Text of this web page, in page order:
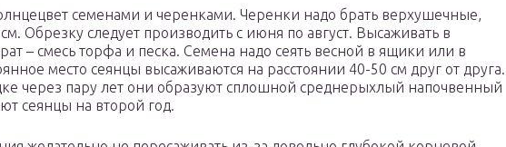
семенами и черенками. Черенки надо брать верхушечные,
Обрезку следует производить с июня по август. Высаживать в
– смесь торфа и песка. Семена надо сеять весной в ящики или в
место сеянцы высаживаются на расстоянии 40-50 см друг от друга.
через пару лет они образуют сплошной среднерыхлый напочвенный
сеянцы на второй год.